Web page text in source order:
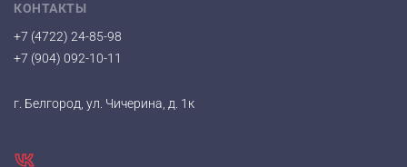
КОНТАКТЫ
+7 (4722) 24-85-98
+7 (904) 092-10-11
г. Белгород, ул. Чичерина, д. 1к